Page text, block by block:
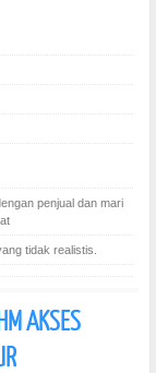
penjual dan mari
tidak realistis.
AKSES